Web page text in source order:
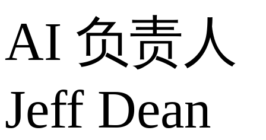
AI 负责人
Jeff Dean